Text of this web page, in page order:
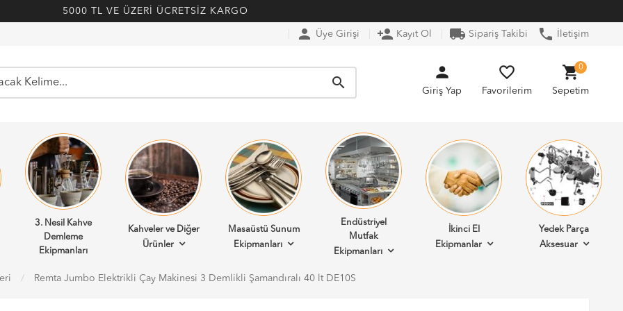
5000 TL VE ÜZERİ ÜCRETSİZ KARGO
person Üye Girişi person_add Kayıt Ol local_shipping Sipariş Takibi phone İletişim
search
person
Giriş Yap
favorite_border
Favorilerim
shopping_cart
Sepetim
0
3. Nesil Kahve
Demleme
Ekipmanları
Kahveler ve Diğer
Ürünler
Masaüstü Sunum
Ekipmanları
Endüstriyel
Mutfak
Ekipmanları
İkinci El
Ekipmanlar
Yedek Parça
Aksesuar
Remta Jumbo Elektrikli Çay Makinesi 3 Demlikli Şamandıralı 40 lt DE10S